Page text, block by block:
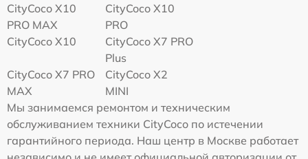
CityCoco X10
PRO MAX
CityCoco X10
PRO
CityCoco X10
CityCoco X7 PRO
Plus
CityCoco X7 PRO
MAX
CityCoco X2
MINI
Мы занимаемся ремонтом и техническим
обслуживанием техники CityCoco по истечении
гарантийного периода. Наш центр в Москве работает